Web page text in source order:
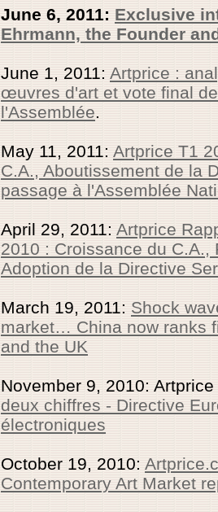
June 6, 2011: Exclusive
Ehrmann, the Founder
June 1, 2011: Artprice :
œuvres d'art et vote final
l'Assemblée.
May 11, 2011: Artprice T1
C.A., Aboutissement de la
passage à l'Assemblée
April 29, 2011: Artprice
2010 : Croissance du C.A.,
Adoption de la Directive
March 19, 2011: Shock
market… China now ranks
and the UK
November 9, 2010:
deux chiffres - Directive
électroniques
October 19, 2010:
Contemporary Art Market